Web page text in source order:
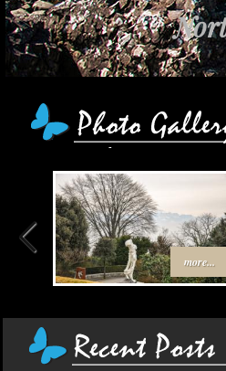
more...